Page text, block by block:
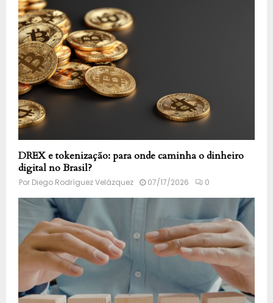
DREX e tokenização: para onde caminha o dinheiro
digital no Brasil?
Por Diego Rodríguez Velázquez 07/17/2026 0